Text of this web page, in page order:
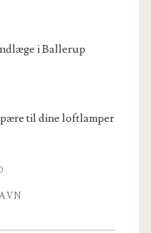
i Ballerup
til dine loftlamper